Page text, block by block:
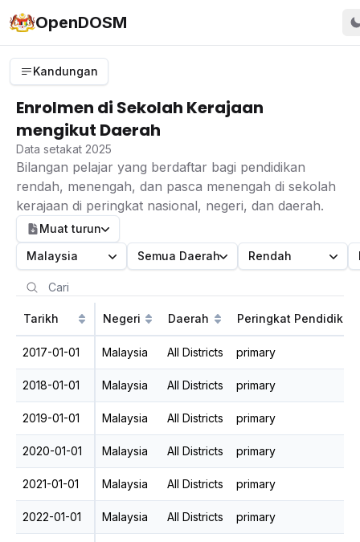
OpenDOSM
Kandungan
Enrolmen di Sekolah Kerajaan
mengikut Daerah
Data setakat 2025
Bilangan pelajar yang berdaftar bagi pendidikan
rendah, menengah, dan pasca menengah di sekolah
kerajaan di peringkat nasional, negeri, dan daerah.
Muat turun
Malaysia
Semua Daerah Rendah
Tarikh Negeri Daerah Peringkat Pendidikan
2017-01-01 Malaysia All Districts primary
2018-01-01 Malaysia All Districts primary
2019-01-01 Malaysia All Districts primary
2020-01-01 Malaysia All Districts primary
2021-01-01 Malaysia All Districts primary
2022-01-01 Malaysia All Districts primary